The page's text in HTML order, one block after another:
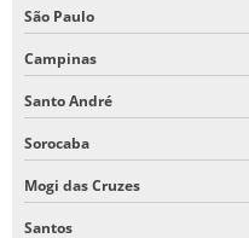
São Paulo
Campinas
Santo André
Sorocaba
Mogi das Cruzes
Santos